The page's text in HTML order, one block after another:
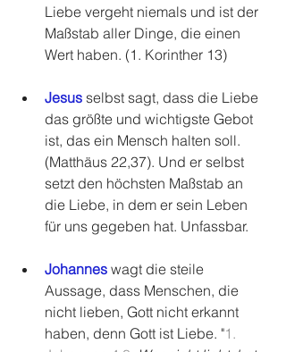
Liebe vergeht niemals und ist der
Maßstab aller Dinge, die einen
Wert haben. (1. Korinther 13)
Jesus selbst sagt, dass die Liebe
das größte und wichtigste Gebot
ist, das ein Mensch halten soll.
(Matthäus 22,37). Und er selbst
setzt den höchsten Maßstab an
die Liebe, in dem er sein Leben
für uns gegeben hat. Unfassbar.
Johannes wagt die steile
Aussage, dass Menschen, die
nicht lieben, Gott nicht erkannt
haben, denn Gott ist Liebe. "1.